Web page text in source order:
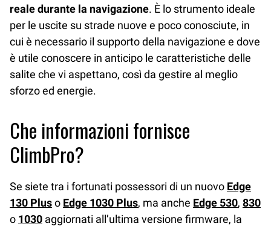
reale durante la navigazione. È lo strumento ideale
per le uscite su strade nuove e poco conosciute, in
cui è necessario il supporto della navigazione e dove
è utile conoscere in anticipo le caratteristiche delle
salite che vi aspettano, così da gestire al meglio
sforzo ed energie.
Che informazioni fornisce
ClimbPro?
Se siete tra i fortunati possessori di un nuovo Edge
130 Pluso Edge 1030 Plus, ma anche Edge 530, 830
o 1030 aggiornati all’ultima versione firmware, la